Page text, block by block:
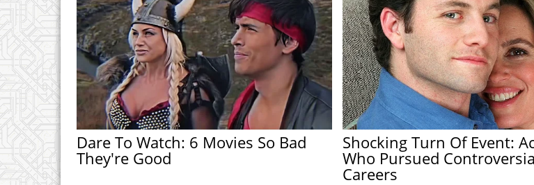
Dare To Watch: 6 Movies So Bad
They're Good
Shocking Turn Of Event:
Who Pursued
Careers